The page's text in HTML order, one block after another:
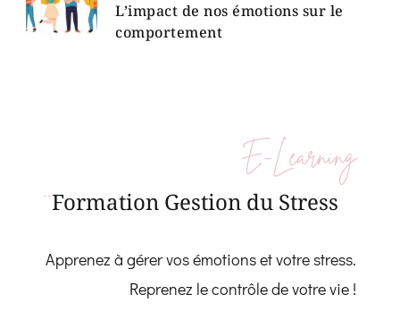
L’impact de nos émotions sur le
comportement
E-Learning
Formation Gestion du Stress
Apprenez à gérer vos émotions et votre stress.
Reprenez le contrôle de votre vie !